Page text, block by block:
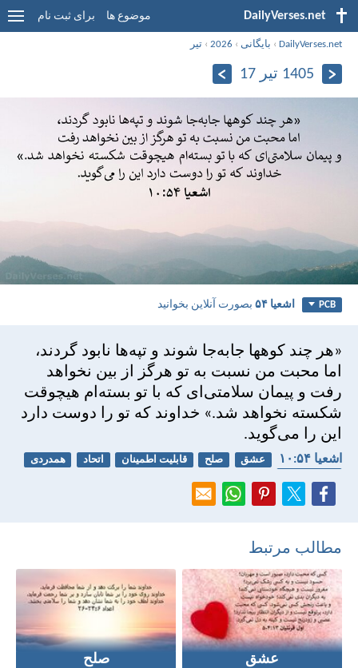
DailyVerses.net موضوع ها برای ثبت نام
DailyVerses.net
› بایگانی ›
2026
›تیر
1405 تیر 17
PCB اشعيا ۵۴ بصورت آنلاین بخوانید
«هر چند کوهها جابه‌جا شوند و تپه‌ها نابود گردند،
اما محبت من نسبت به تو هرگز از بين نخواهد
رفت و پيمان سلامتی‌ای كه با تو بسته‌ام هيچوقت
شكسته نخواهد شد.» خداوند كه تو را دوست دارد
اين را می‌گويد.
اشعيا ۵۴:‏۱۰ عشق صلح قابلیت اطمینان اتحاد
همدردی
مطالب مرتبط
عشق صلح